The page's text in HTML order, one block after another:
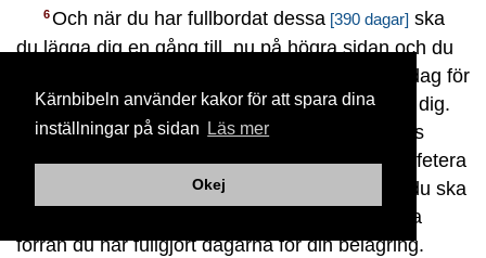
Kärnbibeln använder kakor för att spara dina
inställningar på sidan
Läs mer
Okej
6Och när du har fullbordat dessa [390 dagar] ska
du lägga dig en gång till, nu på högra sidan och du
ska bära Juda hus synd under 40 dagar – en dag för
varje år. En dag för varje år har jag bestämt åt dig.
Och du ska vända ditt ansikte mot Jerusalems
belägring med din arm avklädd och du ska profetera
Och se, jag lägger band på dig och du ska
inte vända dig från den ena sidan till den andra
förrän du har fullgjort dagarna för din belägring.